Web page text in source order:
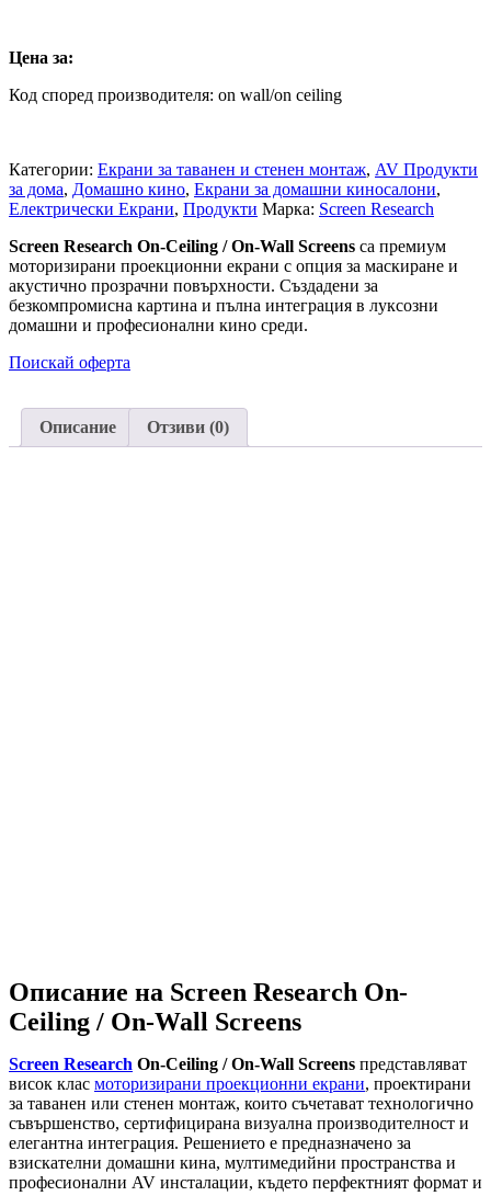
Цена за:
Код според производителя: on wall/on ceiling
Категории: Екрани за таванен и стенен монтаж, AV Продукти
за дома, Домашно кино, Екрани за домашни киносалони,
Електрически Екрани, Продукти Марка: Screen Research
Screen Research On-Ceiling / On-Wall Screens са премиум
моторизирани проекционни екрани с опция за маскиране и
акустично прозрачни повърхности. Създадени за
безкомпромисна картина и пълна интеграция в луксозни
домашни и професионални кино среди.
Поискай оферта
Описание Отзиви (0)
Описание на Screen Research On-
Ceiling / On-Wall Screens
Screen Research On-Ceiling / On-Wall Screens представляват
висок клас моторизирани проекционни екрани, проектирани
за таванен или стенен монтаж, които съчетават технологично
съвършенство, сертифицирана визуална производителност и
елегантна интеграция. Решението е предназначено за
взискателни домашни кина, мултимедийни пространства и
професионални AV инсталации, където перфектният формат и